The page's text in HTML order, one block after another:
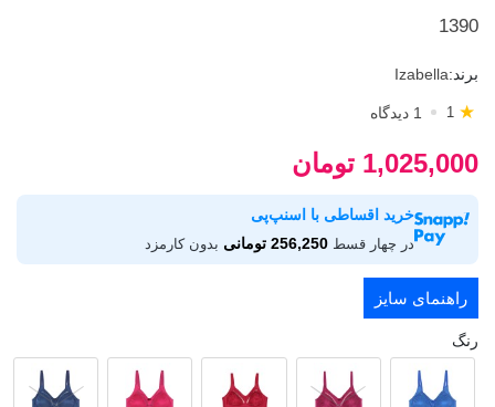
1390
برند:Izabella
1 ★ 1 دیدگاه
1,025,000 تومان
خرید اقساطی با اسنپ‌پی
در چهار قسط 256,250 تومانی بدون کارمزد
راهنمای سایز
رنگ